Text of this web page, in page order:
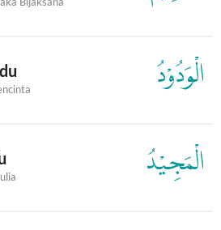
الْوَدُوْدُ
الْمَجِيْدُ